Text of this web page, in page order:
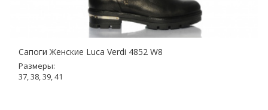
Сапоги Женские Luca Verdi 4852 W8
Размеры:
37, 38, 39, 41